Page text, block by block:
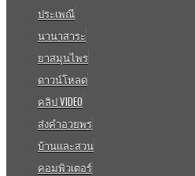
ประเพณี
นานาสาระ
ยาสมุนไพร
ดาวน์โหลด
คลิป VIDEO
ส่งคำอวยพร
บ้านและสวน
คอมพิวเตอร์